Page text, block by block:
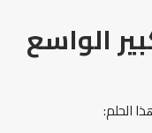
الواسع
الحلم: